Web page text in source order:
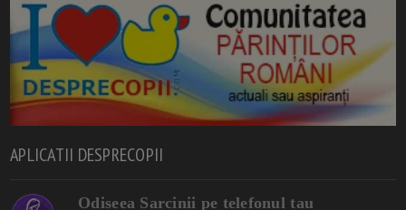
APLICATII DESPRECOPII
Odiseea Sarcinii pe telefonul tau